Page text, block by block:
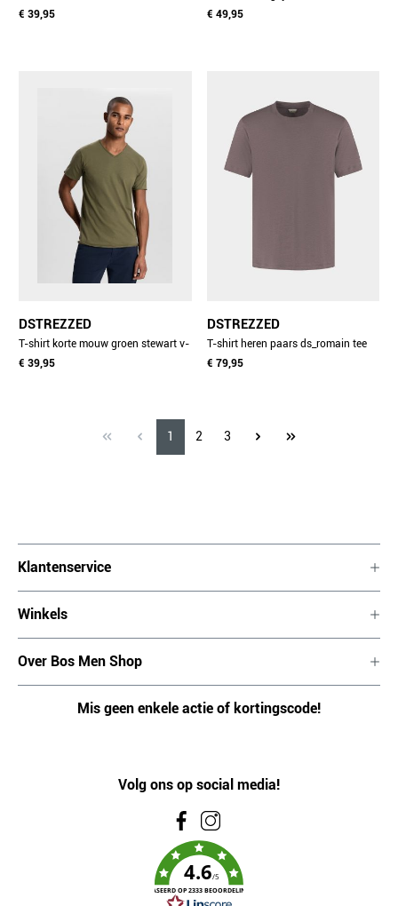
neck tee 202840-nos/999
€ 39,95
203520/216
€ 49,95
DSTREZZED
T-shirt korte mouw groen stewart v-
neck tee 202840-nos/511
€ 39,95
DSTREZZED
T-shirt heren paars ds_romain tee
203530/463
€ 79,95
1 2 3
Klantenservice
Winkels
Over Bos Men Shop
Mis geen enkele actie of kortingscode!
Volg ons op social media!
4.6/5
GEBASEERD OP 2333 BEOORDELINGEN